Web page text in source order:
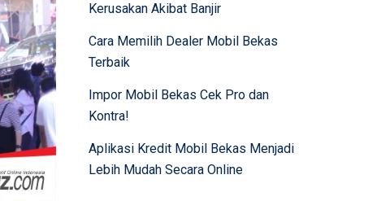
Kerusakan Akibat Banjir
Cara Memilih Dealer Mobil Bekas
Terbaik
Impor Mobil Bekas Cek Pro dan
Kontra!
Aplikasi Kredit Mobil Bekas Menjadi
Lebih Mudah Secara Online